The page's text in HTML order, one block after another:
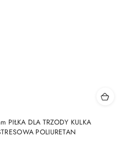
PIŁKA DLA TRZODY KULKA
POLIURETAN